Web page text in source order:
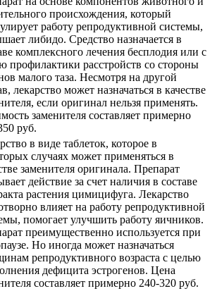
происхождения, который
работу репродуктивной системы,
либидо. Средство назначается в
комплексного лечения бесплодия или с
профилактики расстройств со стороны
малого таза. Несмотря на другой
лекарство может назначаться в качестве
если оригинал нельзя применять.
заменителя составляет примерно
руб.
в виде таблеток, которое в
случаях может применяться в
заменителя оригинала. Препарат
действие за счет наличия в составе
растения цимицифуга. Лекарство
влияет на работу репродуктивной
помогает улучшить работу яичников.
преимущественно используется при
Но иногда может назначаться
репродуктивного возраста с целью
дефицита эстрогенов. Цена
составляет примерно 240-320 руб.